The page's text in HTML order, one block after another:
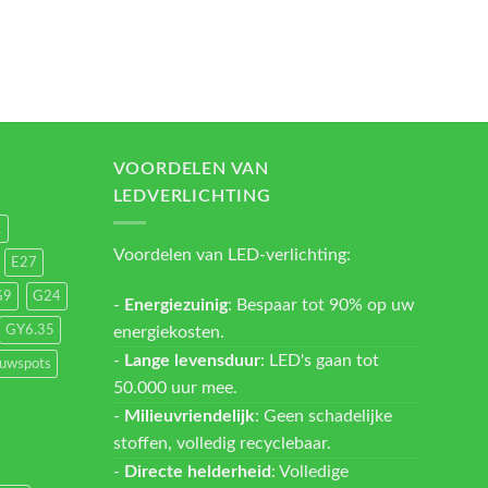
E27
G24
GY6.35
VOORDELEN VAN
LEDVERLICHTING
Voordelen van LED-verlichting:
- Energiezuinig: Bespaar tot 90% op uw
energiekosten.
- Lange levensduur: LED's gaan tot
50.000 uur mee.
- Milieuvriendelijk: Geen schadelijke
stoffen, volledig recyclebaar.
- Directe helderheid : Volledige